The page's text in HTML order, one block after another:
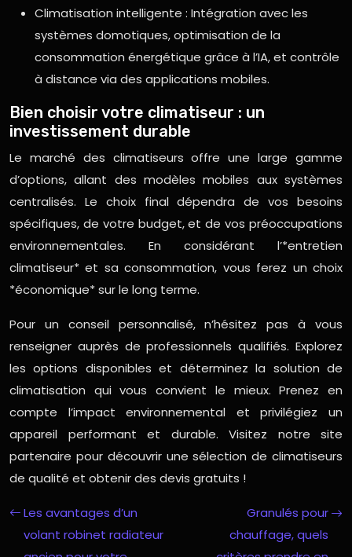
Climatisation intelligente : Intégration avec les
systèmes domotiques, optimisation de la
consommation énergétique grâce à l’IA, et contrôle
à distance via des applications mobiles.
Bien choisir votre climatiseur : un
investissement durable
Le marché des climatiseurs offre une large gamme
d’options, allant des modèles mobiles aux systèmes
centralisés. Le choix final dépendra de vos besoins
spécifiques, de votre budget, et de vos préoccupations
environnementales. En considérant l’*entretien
climatiseur* et sa consommation, vous ferez un choix
*économique* sur le long terme.
Pour un conseil personnalisé, n’hésitez pas à vous
renseigner auprès de professionnels qualifiés. Explorez
les options disponibles et déterminez la solution de
climatisation qui vous convient le mieux. Prenez en
compte l’impact environnemental et privilégiez un
appareil performant et durable. Visitez notre site
partenaire pour découvrir une sélection de climatiseurs
de qualité et obtenir des devis gratuits !
Les avantages d’un
volant robinet radiateur
Granulés pour
chauffage, quels